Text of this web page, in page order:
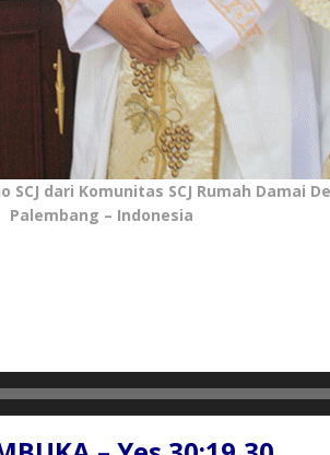
SCJ dari Komunitas SCJ Rumah Damai
Palembang – Indonesia